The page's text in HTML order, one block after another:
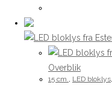
Overblik
15 cm., LED bloklys,